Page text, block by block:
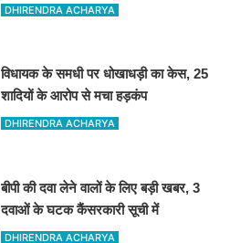
DHIRENDRA ACHARYA
विधायक के समधी पर धोखाधड़ी का केस, 25
शादियों के आरोप से मचा हड़कंप
DHIRENDRA ACHARYA
बीपी की दवा लेने वालों के लिए बड़ी खबर, 3
दवाओं के घटक कैंसरकारी सूची में
DHIRENDRA ACHARYA